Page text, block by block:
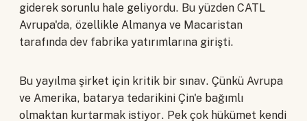
giderek sorunlu hale geliyordu. Bu yüzden CATL
Avrupa'da, özellikle Almanya ve Macaristan
tarafında dev fabrika yatırımlarına girişti.
Bu yayılma şirket için kritik bir sınav. Çünkü Avrupa
ve Amerika, batarya tedarikini Çin'e bağımlı
olmaktan kurtarmak istiyor. Pek çok hükümet kendi